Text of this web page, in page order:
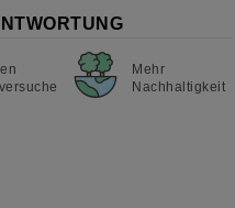
Mehr
Nachhaltigkeit